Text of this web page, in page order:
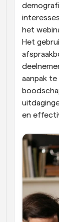
het
Het
aanpak
en